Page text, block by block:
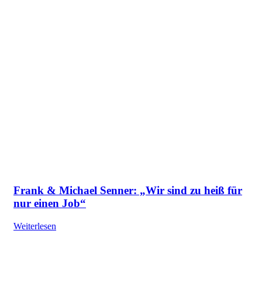
Frank & Michael Senner: „Wir sind zu heiß für
nur einen Job“
Weiterlesen